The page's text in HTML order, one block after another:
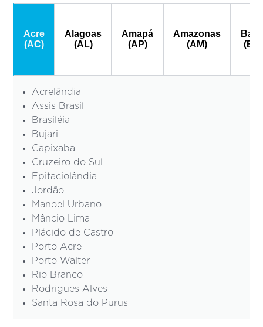
Acre
(AC)
Alagoas
(AL)
Amapá
(AP)
Amazonas
(AM)
Acrelândia
Assis Brasil
Brasiléia
Bujari
Capixaba
Cruzeiro do Sul
Epitaciolândia
Jordão
Manoel Urbano
Mâncio Lima
Plácido de Castro
Porto Acre
Porto Walter
Rio Branco
Rodrigues Alves
Santa Rosa do Purus